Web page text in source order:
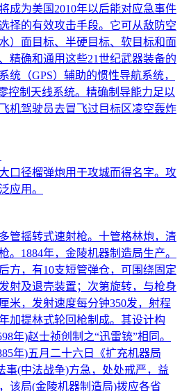
成为美国2010年以后能对应急事件
择的有效攻击手段。它可从敌防空
）面目标、半硬目标、软目标和面
精确和通用这些21世纪武器装备的
统（GPS）辅助的惯性导航系统，
控制天线系统。精确制导能力足以
机驾驶员去冒飞过目标区凌空轰炸
口径榴弹炮用于攻城而得名字。攻
应用。
管摇转式速射枪。十管格林炮，清
。1884年，金陵机器制造局生产。
方，有10支短管弹仓，可围绕固定
射及退壳装置；次第旋转，与枪身
米，发射速度每分钟350发，射程
加提林式轮回枪制成。其设计构
年)赵士祯创制之“迅雷铳”相同。
年)五月二十六日《扩充机器局
事(中法战争)方急，处处戒严，益
该局(金陵机器制造局)拨应各省